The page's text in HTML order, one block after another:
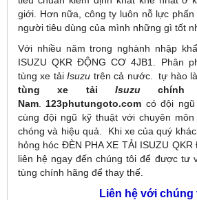
giới. Hơn nữa, công ty luôn nỗ lực
người tiêu dùng của mình những gì tốt
Với nhiều năm trong nghành nhập
ISUZU QKR ĐỘNG CƠ 4JB1. Phân
tùng xe tảiIsuzu trên cả nước. tự hào
tùng xe tải Isuzuchính
Nam
123phutungoto.com có đội
cùng đội ngũ kỹ thuật với chuyên
chóng và hiệu quả. Khi xe của quý
hỏng hóc ĐÈN PHA XE TẢI ISUZU
liên hệ ngay đến chúng tôi để được tư
tùng chính hãng để thay thế.
Liên hệ với chúng